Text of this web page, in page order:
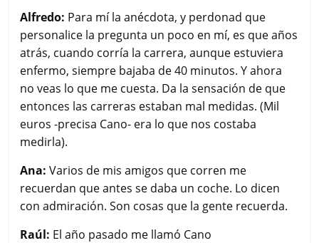
Alfredo: Para mí la anécdota, y perdonad que
personalice la pregunta un poco en mí, es que años
atrás, cuando corría la carrera, aunque estuviera
enfermo, siempre bajaba de 40 minutos. Y ahora
no veas lo que me cuesta. Da la sensación de que
entonces las carreras estaban mal medidas. (Mil
euros -precisa Cano- era lo que nos costaba
medirla).
Ana:Varios de mis amigos que corren me
recuerdan que antes se daba un coche. Lo dicen
con admiración. Son cosas que la gente recuerda.
Raúl: El año pasado me llamó Cano